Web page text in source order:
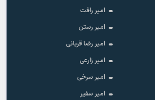
امیر رافت
امیر رستن
امیر رضا قربانی
امیر زارعی
امیر سرخی
امیر سفیر